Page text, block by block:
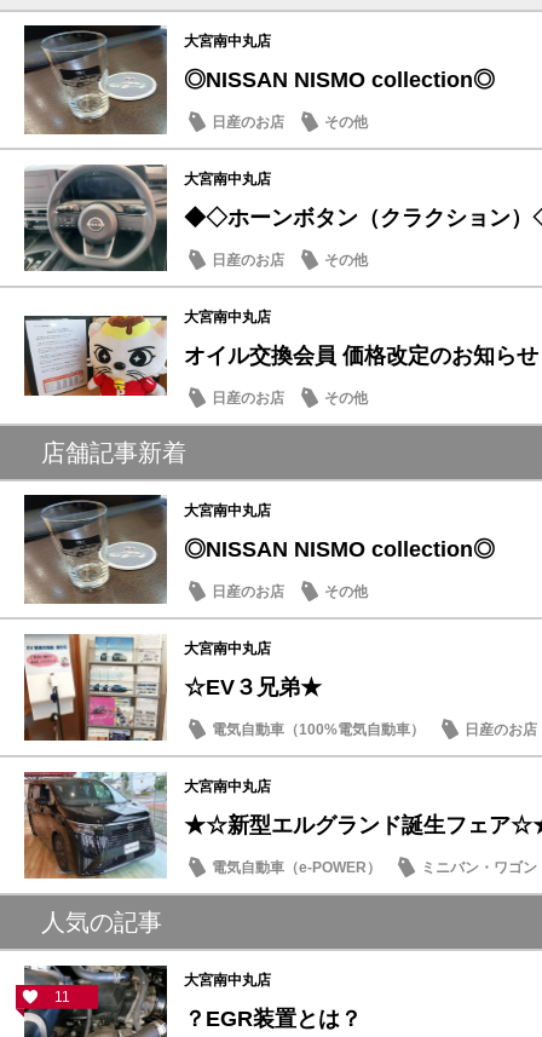
大宮南中丸店
◎NISSAN NISMO collection◎
日産のお店 その他
大宮南中丸店
◆◇ホーンボタン（クラクション
日産のお店 その他
大宮南中丸店
オイル交換会員 価格改定のお知らせ
日産のお店 その他
店舗記事新着
大宮南中丸店
◎NISSAN NISMO collection◎
日産のお店 その他
大宮南中丸店
☆EV３兄弟★
電気自動車（100%電気自動車） 日産のお店
大宮南中丸店
★☆新型エルグランド誕生フェア
電気自動車（e-POWER）
ミニバン・ワゴン
試乗車・展示車
日産のお店
人気の記事
11
大宮南中丸店
？EGR装置とは？